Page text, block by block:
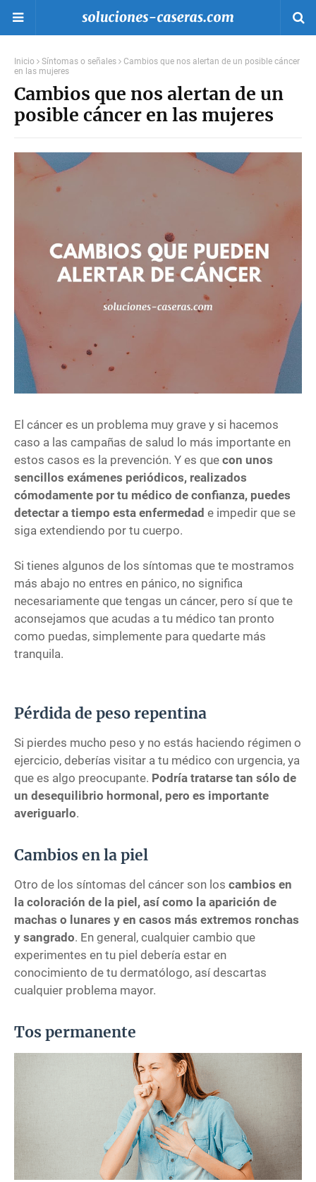
Inicio Síntomas o señales
Cambios que nos alertan de un posible cáncer
en las mujeres
Cambios que nos alertan de un
posible cáncer en las mujeres
El cáncer es un problema muy grave y si hacemos
caso a las campañas de salud lo más importante en
estos casos es la prevención. Y es que con unos
sencillos exámenes periódicos, realizados
cómodamente por tu médico de confianza, puedes
detectar a tiempo esta enfermedad e impedir que se
siga extendiendo por tu cuerpo.
Si tienes algunos de los síntomas que te mostramos
más abajo no entres en pánico, no significa
necesariamente que tengas un cáncer, pero sí que te
aconsejamos que acudas a tu médico tan pronto
como puedas, simplemente para quedarte más
tranquila.
Pérdida de peso repentina
Si pierdes mucho peso y no estás haciendo régimen o
ejercicio, deberías visitar a tu médico con urgencia, ya
que es algo preocupante. Podría tratarse tan sólo de
un desequilibrio hormonal, pero es importante
averiguarlo.
Cambios en la piel
Otro de los síntomas del cáncer son los cambios en
la coloración de la piel, así como la aparición de
machas o lunares y en casos más extremos ronchas
y sangrado. En general, cualquier cambio que
experimentes en tu piel debería estar en
conocimiento de tu dermatólogo, así descartas
cualquier problema mayor.
Tos permanente